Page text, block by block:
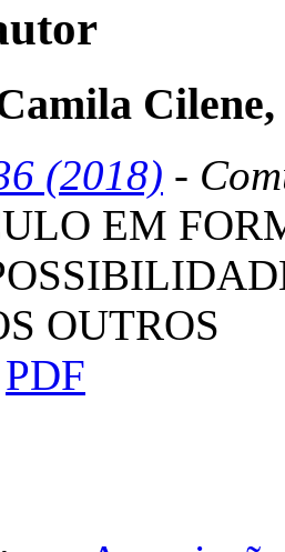
(2018) -
EM
OUTROS
PDF